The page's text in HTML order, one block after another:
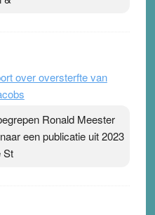
over oversterfte van
Ronald Meester
een publicatie uit 2023
St